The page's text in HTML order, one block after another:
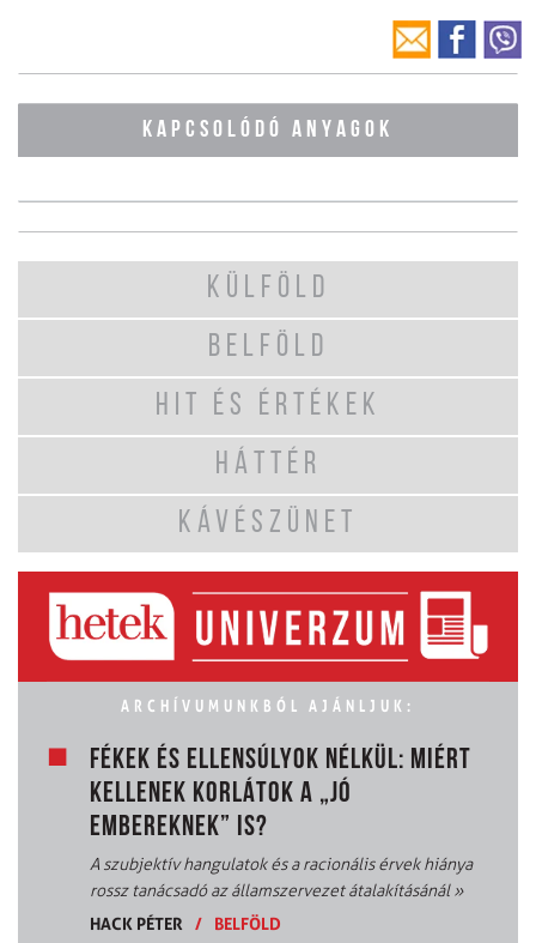
KAPCSOLÓDÓ ANYAGOK
KÜLFÖLD
BELFÖLD
HIT ÉS ÉRTÉKEK
HÁTTÉR
KÁVÉSZÜNET
ARCHÍVUMUNKBÓL AJÁNLJUK:
FÉKEK ÉS ELLENSÚLYOK NÉLKÜL: MIÉRT
KELLENEK KORLÁTOK A „JÓ
EMBEREKNEK” IS?
A szubjektív hangulatok és a racionális érvek hiánya
rossz tanácsadó az államszervezet átalakításánál»
HACK PÉTER
/ BELFÖLD